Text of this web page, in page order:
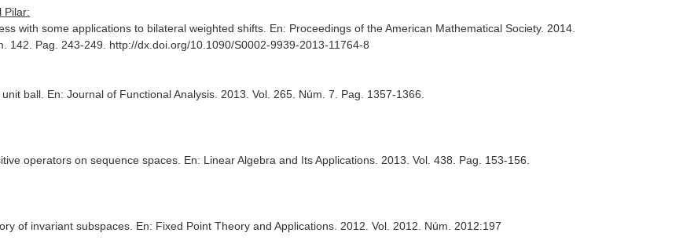
Pilar:
with some applications to bilateral weighted shifts. En: Proceedings of the American Mathematical Society. 2014.
142. Pag. 243-249. http://dx.doi.org/10.1090/S0002-9939-2013-11764-8
ball. En: Journal of Functional Analysis . 2013. Vol. 265. Núm. 7. Pag. 1357-1366.
operators on sequence spaces. En: Linear Algebra and Its Applications . 2013. Vol. 438. Pag. 153-156.
of invariant subspaces. En: Fixed Point Theory and Applications . 2012. Vol. 2012. Núm. 2012:197